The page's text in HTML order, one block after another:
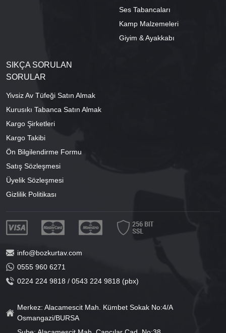
Ses Tabancaları
Kamp Malzemeleri
Giyim & Ayakkabı
SIKÇA SORULAN
SORULAR
Yivsiz Av Tüfeği Satın Almak
Kurusıkı Tabanca Satın Almak
Kargo Şirketleri
Kargo Takibi
Ön Bilgilendirme Formu
Satış Sözleşmesi
Üyelik Sözleşmesi
Gizlilik Politikası
info@bozkurtav.com
0555 960 6271
0224 224 9818 / 0543 224 9818 (pbx)
Merkez: Alacamescit Mah. Kümbet Sokak No:4/A
Osmangazi/BURSA